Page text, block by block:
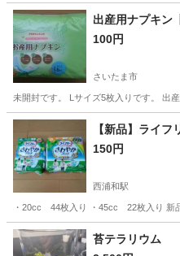
埼玉 さいたま市 西大宮駅
出産用ナプキン
100円
さいたま市
未開封です。 Lサイズ5枚入りです。 出
埼玉 さいたま市 その他
【新品】ライ
150円
西浦和駅
・20cc 44枚入り ・45cc 22枚入り 新
埼玉 さいたま市 西浦和駅
苔テラリウム